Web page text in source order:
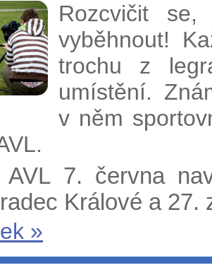
Rozcvičit
vyběhnout!
trochu z
umístění.
v něm
7. června
Králové a 27.
»